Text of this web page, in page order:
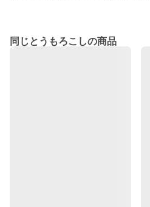
同じとうもろこしの商品